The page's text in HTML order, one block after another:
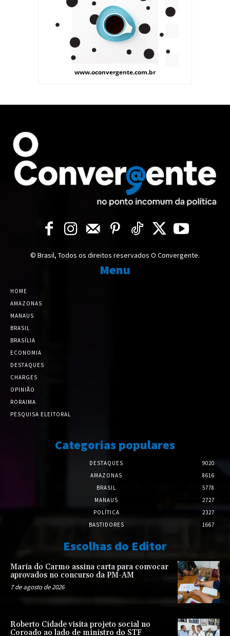
© Brasil, Todos os direitos reservados O Convergente.
Menu
HOME
AMAZONAS
MANAUS
BRASIL
BRASÍLIA
ECONOMIA
DESTAQUES
CHARGES
OPINIÃO
RORAIMA
PESQUISA ELEITORAL
Categorias populares
DESTAQUES
9020
AMAZONAS
8616
BRASIL
5778
MANAUS
2727
POLÍTICA
2327
BASTIDORES
1667
Escolhas do Editor
Maria do Carmo assina carta para convocar
aprovados no concurso da PM-AM
7 de agosto de 2026
Roberto Cidade visita projeto social no
Coroado ao lado de ministro do STF